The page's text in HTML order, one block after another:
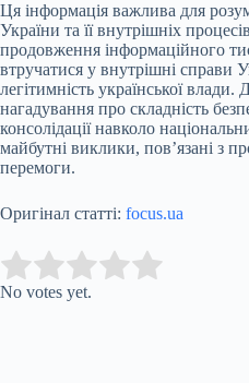
Ця інформація важлива для
України та її внутрішніх
продовження інформаційного
втручатися у внутрішні справи
легітимність української
нагадування про складність
консолідації навколо
майбутні виклики, пов’язані з
перемоги.
Оригінал статті: focus.ua
Rate this item:
No votes yet.